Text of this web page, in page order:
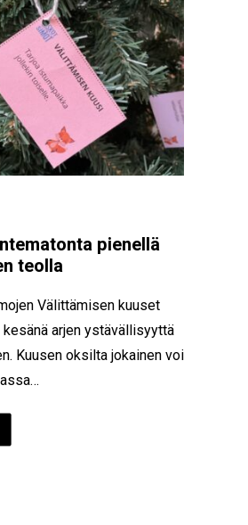
pienellä
teolla
Välittämisen kuuset
arjen ystävällisyyttä
Kuusen oksilta jokainen voi